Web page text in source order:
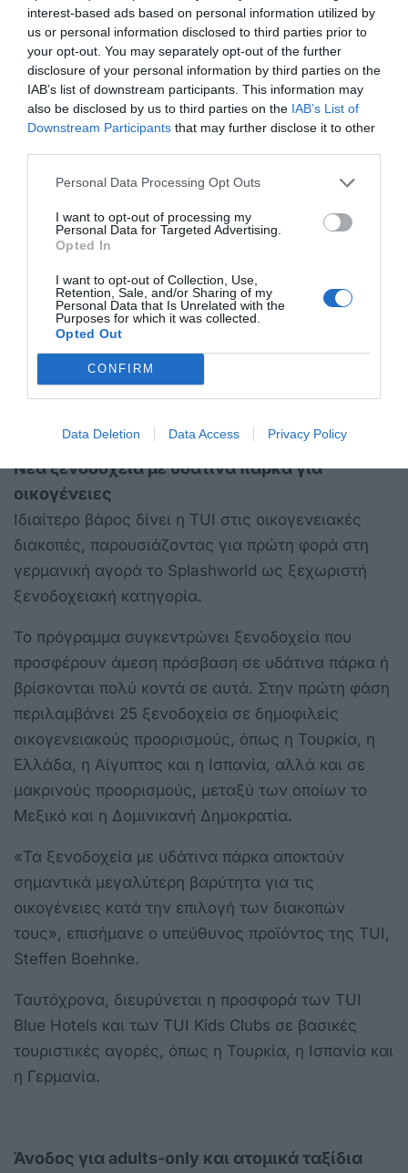
interest-based ads based on personal information utilized by
us or personal information disclosed to third parties prior to
your opt-out. You may separately opt-out of the further
disclosure of your personal information by third parties on the
IAB’s list of downstream participants. This information may
also be disclosed by us to third parties on the IAB’s List of
Downstream Participants that may further disclose it to other
Personal Data Processing Opt Outs
I want to opt-out of processing my
Personal Data for Targeted Advertising.
Opted In
I want to opt-out of Collection, Use,
Retention, Sale, and/or Sharing of my
Personal Data that Is Unrelated with the
Purposes for which it was collected.
Opted Out
CONFIRM
Data Deletion Data Access Privacy Policy
χωρίς να εγκαταλείπουν ένα βασικό επίπεδο
ποιότητας και παροχών.
Παράλληλα, ενισχύονται τα TUI Kids Clubs, με
δύο νέες μονάδες Eurostrand στη Γερμανία και το
πρώτο TUI Kids Club της Ιταλίας στη λίμνη
ανώτερες κατηγορίες φιλοξενίας. Η σχετικά νέα
ξενοδοχειακή μάρκα The Mora, η οποία
επικεντρώνεται σε μια πιο χαλαρή και
προσανατολισμένη στις εμπειρίες μορφή
σύγχρονης πολυτέλειας, πρόκειται να αποκτήσει
το 2026 το πρώτο της ξενοδοχείο στην Ασία, στη
Σιγκαπούρη.
Νέα ξενοδοχεία με υδάτινα πάρκα για
οικογένειες
Ιδιαίτερο βάρος δίνει η TUI στις οικογενειακές
διακοπές, παρουσιάζοντας για πρώτη φορά στη
γερμανική αγορά το Splashworld ως ξεχωριστή
ξενοδοχειακή κατηγορία.
Το πρόγραμμα συγκεντρώνει ξενοδοχεία που
προσφέρουν άμεση πρόσβαση σε υδάτινα πάρκα ή
βρίσκονται πολύ κοντά σε αυτά. Στην πρώτη φάση
περιλαμβάνει 25 ξενοδοχεία σε δημοφιλείς
οικογενειακούς προορισμούς, όπως η Τουρκία, η
Ελλάδα, η Αίγυπτος και η Ισπανία, αλλά και σε
μακρινούς προορισμούς, μεταξύ των οποίων το
Μεξικό και η Δομινικανή Δημοκρατία.
«Τα ξενοδοχεία με υδάτινα πάρκα αποκτούν
σημαντικά μεγαλύτερη βαρύτητα για τις
οικογένειες κατά την επιλογή των διακοπών
τους», επισήμανε ο υπεύθυνος προϊόντος της TUI,
Steffen Boehnke.
Ταυτόχρονα, διευρύνεται η προσφορά των TUI
Blue Hotels και των TUI Kids Clubs σε βασικές
τουριστικές αγορές, όπως η Τουρκία, η Ισπανία και
η Γερμανία.
Άνοδος για adults-only και ατομικά ταξίδια